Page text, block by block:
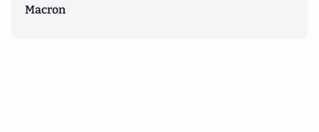
Macron